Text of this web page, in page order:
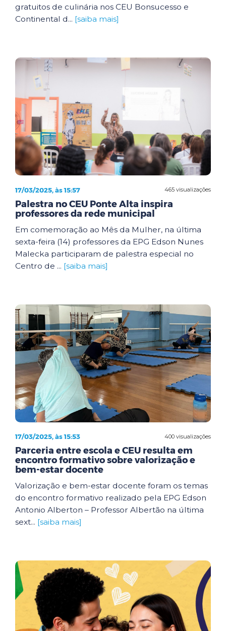
gratuitos de culinária nos CEU Bonsucesso e
Continental d... [saiba mais]
465 visualizações
17/03/2025, às 15:57
Palestra no CEU Ponte Alta inspira
professores da rede municipal
Em comemoração ao Mês da Mulher, na última
sexta-feira (14) professores da EPG Edson Nunes
Malecka participaram de palestra especial no
Centro de ... [saiba mais]
400 visualizações
17/03/2025, às 15:53
Parceria entre escola e CEU resulta em
encontro formativo sobre valorização e
bem-estar docente
Valorização e bem-estar docente foram os temas
do encontro formativo realizado pela EPG Edson
Antonio Alberton – Professor Albertão na última
sext... [saiba mais]